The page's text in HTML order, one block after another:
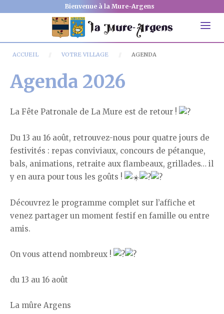
Bienvenue à la Mure-Argens
ACCUEIL VOTRE VILLAGE AGENDA
Agenda 2026
La Fête Patronale de La Mure est de retour !
Du 13 au 16 août, retrouvez-nous pour quatre jours de
festivités : repas conviviaux, concours de pétanque,
bals, animations, retraite aux flambeaux, grillades… il
y en aura pour tous les goûts !
Découvrez le programme complet sur l’affiche et
venez partager un moment festif en famille ou entre
amis.
On vous attend nombreux !
du 13 au 16 août
La mûre Argens